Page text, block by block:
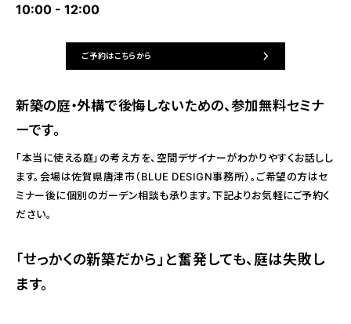
10:00 - 12:00
ご予約はこちらから
新築の庭・外構で後悔しないための、参加無料セミナ
ーです。
「本当に使える庭」の考え方を、空間デザイナーがわかりやすくお話しし
ます。会場は佐賀県唐津市（BLUE DESIGN事務所）。ご希望の方はセ
ミナー後に個別のガーデン相談も承ります。下記よりお気軽にご予約く
ださい。
「せっかくの新築だから」と奮発しても、庭は失敗し
ます。